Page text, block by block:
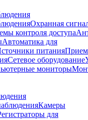
Охранная
контроля доступа
Автоматика для
питания
Сетевое оборудование
мониторы
Камеры
для